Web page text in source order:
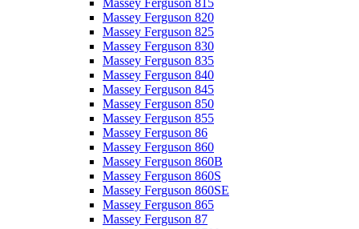
Massey Ferguson 815
Massey Ferguson 820
Massey Ferguson 825
Massey Ferguson 830
Massey Ferguson 835
Massey Ferguson 840
Massey Ferguson 845
Massey Ferguson 850
Massey Ferguson 855
Massey Ferguson 86
Massey Ferguson 860
Massey Ferguson 860B
Massey Ferguson 860S
Massey Ferguson 860SE
Massey Ferguson 865
Massey Ferguson 87